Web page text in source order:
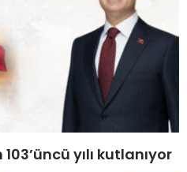
yılı kutlanıyor